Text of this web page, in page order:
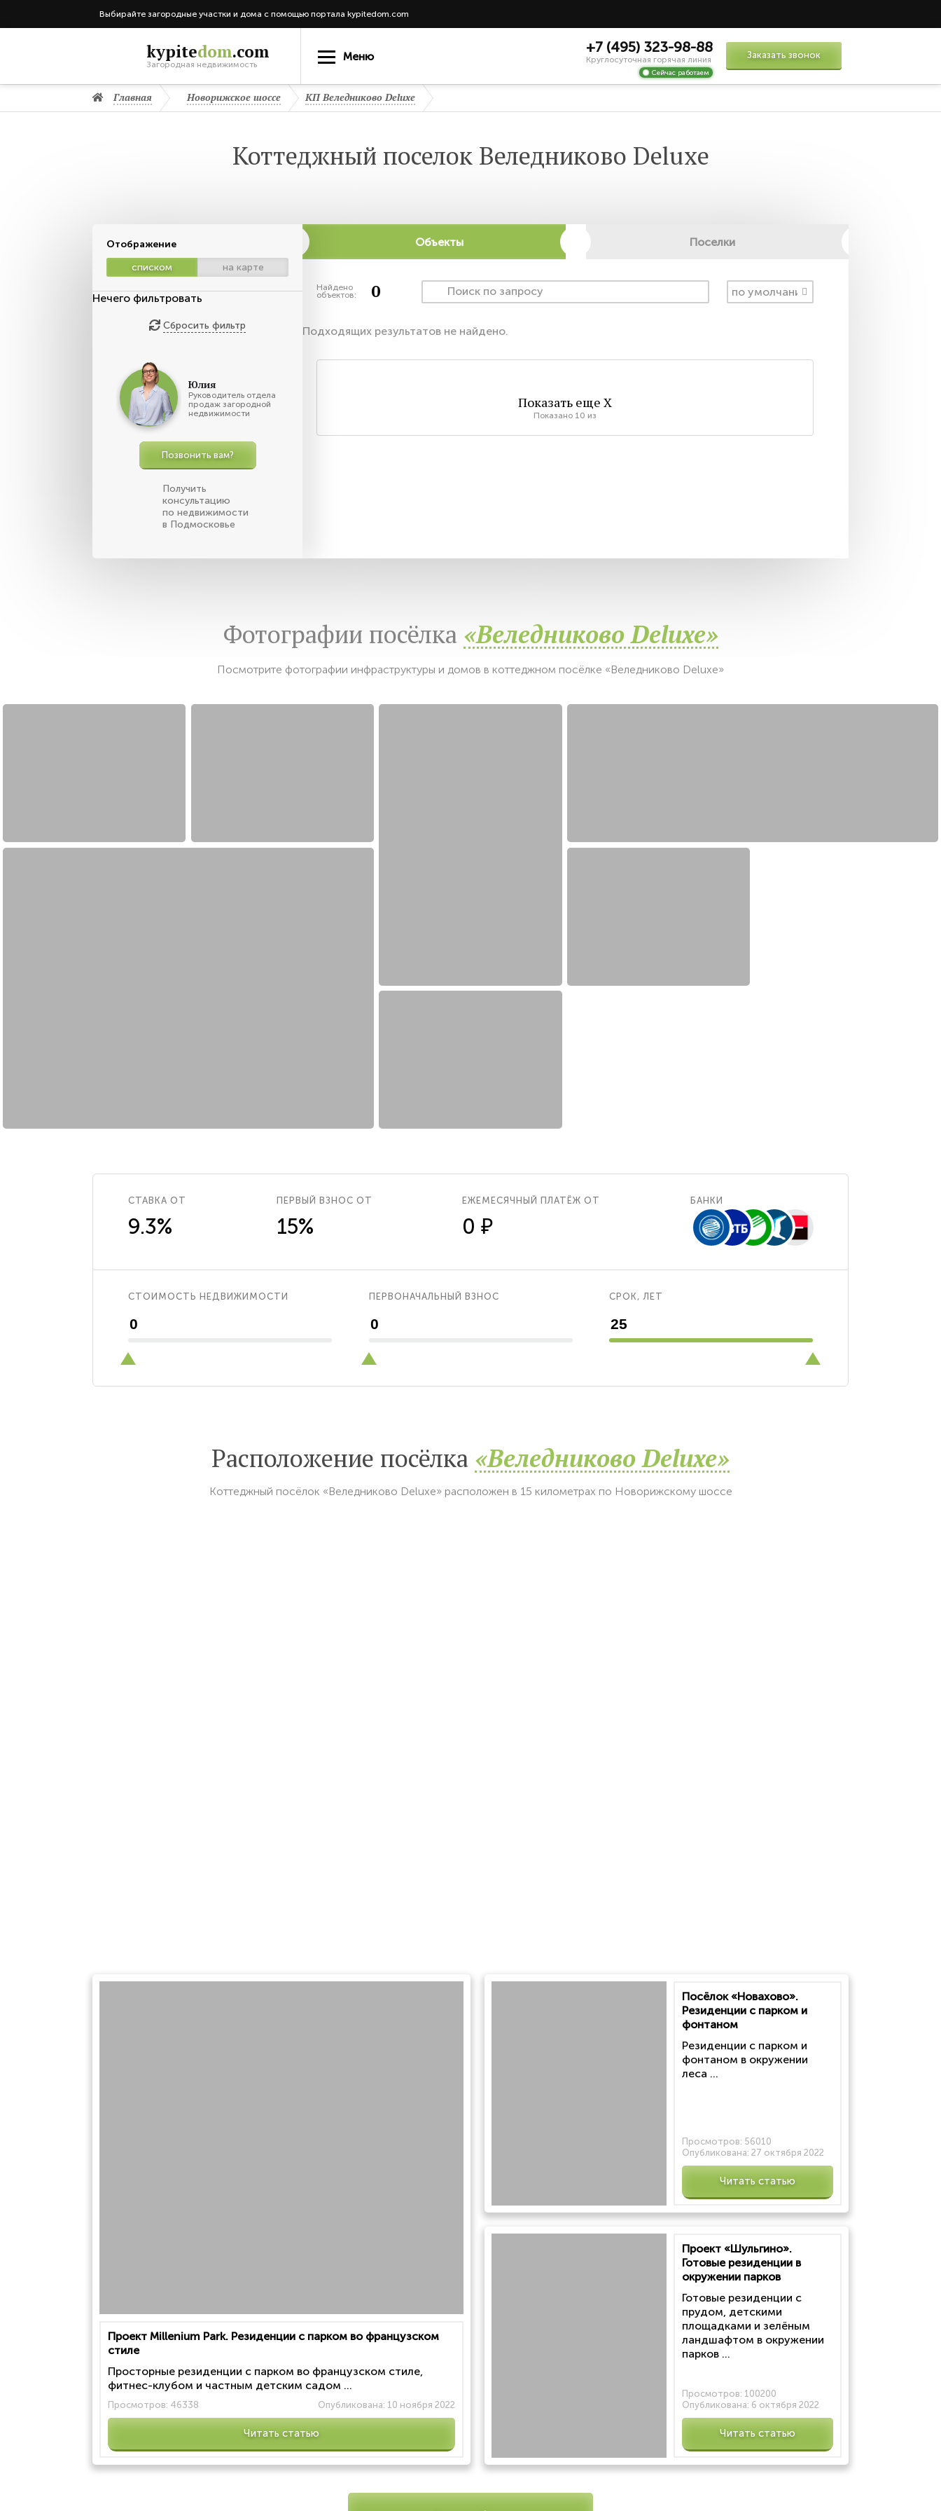
Выбирайте загородные участки и дома с помощью портала kypitedom.com
kypitedom.com
Загородная недвижимость
Меню
+7 (495) 323-98-88
Круглосуточная горячая линия
Сейчас работаем
Заказать звонок
Главная Новорижское шоссе КП Веледниково Deluxe
Коттеджный поселок Веледниково Deluxe
Отображение
списком
на карте
Нечего фильтровать
Сбросить фильтр
Юлия
Руководитель отдела
продаж загородной
недвижимости
Позвонить вам?
Получить
консультацию
по недвижимости
в Подмосковье
Объекты Поселки
Найдено
объектов: 0
Подходящих результатов не найдено.
Показать еще X
Показано 10 из
Фотографии посёлка «Веледниково Deluxe»
Посмотрите фотографии инфраструктуры и домов в коттеджном посёлке «Веледниково Deluxe»
СТАВКА ОТ
9.3%
ПЕРВЫЙ ВЗНОС ОТ
15%
ЕЖЕМЕСЯЧНЫЙ ПЛАТЁЖ ОТ
0 ₽
БАНКИ
СТОИМОСТЬ НЕДВИЖИМОСТИ ПЕРВОНАЧАЛЬНЫЙ ВЗНОС СРОК, ЛЕТ
Расположение посёлка «Веледниково Deluxe»
Коттеджный посёлок «Веледниково Deluxe» расположен в 15 километрах по Новорижскому шоссе
Проект Millenium Park. Резиденции с парком во французском
стиле
Просторные резиденции с парком во французском стиле,
фитнес-клубом и частным детским садом ...
Просмотров: 46338 Опубликована: 10 ноября 2022
Читать статью
Посёлок «Новахово».
Резиденции с парком и
фонтаном
Резиденции с парком и
фонтаном в окружении
леса ...
Просмотров: 56010
Опубликована: 27 октября 2022
Читать статью
Проект «Шульгино».
Готовые резиденции в
окружении парков
Готовые резиденции с
прудом, детскими
площадками и зелёным
ландшафтом в окружении
парков ...
Просмотров: 100200
Опубликована: 6 октября 2022
Читать статью